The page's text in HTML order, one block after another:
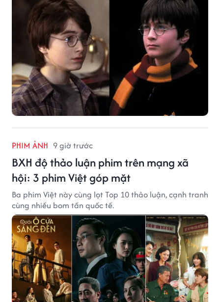
PHIM ẢNH 9 giờ trước
BXH độ thảo luận phim trên mạng xã
hội: 3 phim Việt góp mặt
Ba phim Việt này cùng lọt Top 10 thảo luận, cạnh tranh
cùng nhiều bom tấn quốc tế.